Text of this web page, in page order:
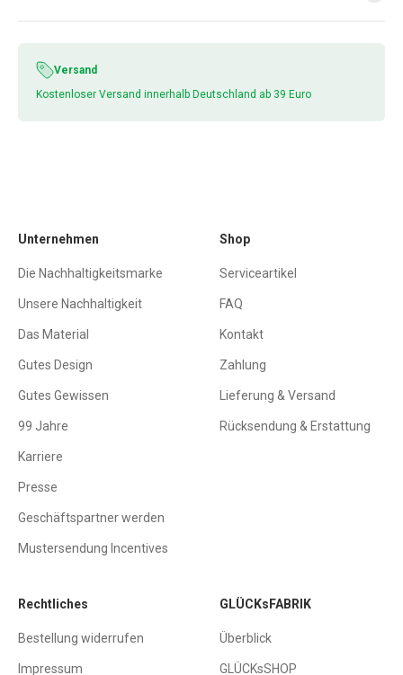
Versand
Kostenloser Versand innerhalb Deutschland ab 39 Euro
Unternehmen
Die Nachhaltigkeitsmarke
Unsere Nachhaltigkeit
Das Material
Gutes Design
Gutes Gewissen
99 Jahre
Karriere
Presse
Geschäftspartner werden
Mustersendung Incentives
Shop
Serviceartikel
FAQ
Kontakt
Zahlung
Lieferung & Versand
Rücksendung & Erstattung
Rechtliches
Bestellung widerrufen
Impressum
GLÜCKsFABRIK
Überblick
GLÜCKsSHOP